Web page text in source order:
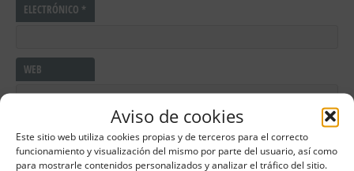
Aviso de cookies
Este sitio web utiliza cookies propias y de terceros para el correcto
funcionamiento y visualización del mismo por parte del usuario, así como
para mostrarle contenidos personalizados y analizar el tráfico del sitio.
ELECTRÓNICO *
WEB